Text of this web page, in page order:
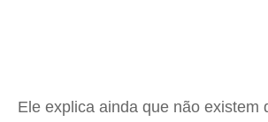
Ele explica ainda que não existem